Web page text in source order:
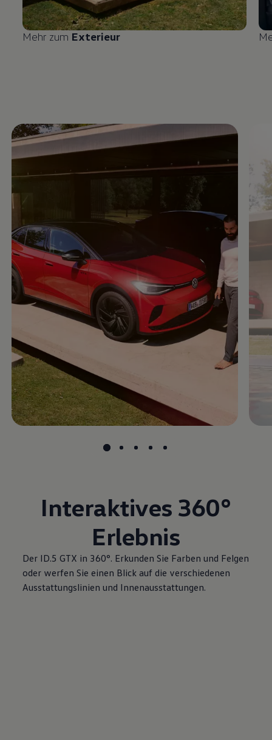
Mehr zum Exterieur
Enable fullscreen mode
Interaktives 360°
Erlebnis
Der ID.5 GTX in 360°. Erkunden Sie Farben und Felgen
oder werfen Sie einen Blick auf die verschiedenen
Ausstattungslinien und Innenausstattungen.